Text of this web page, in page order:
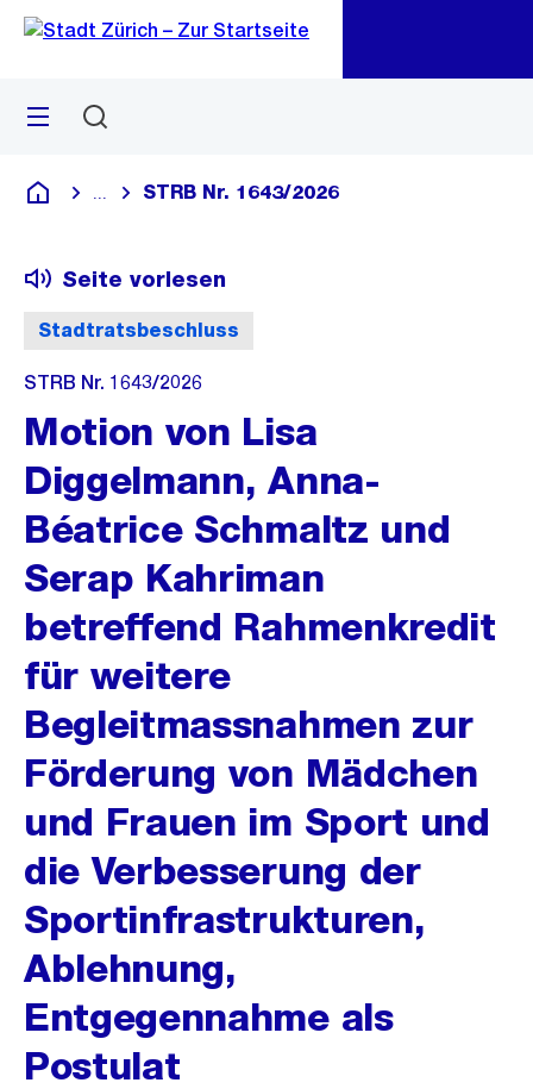
Navigation
Sprunglink
Menü
Deutsch
Blende alle Breadcrumbs ein
STRB Nr. 1643/2026
Stadtratsbeschluss
Seite vorlesen
STRB Nr. 1643/2026
Motion von Lisa
Diggelmann, Anna-
Béatrice Schmaltz und
Serap Kahriman
betreffend Rahmenkredit
für weitere
Begleitmassnahmen zur
Förderung von Mädchen
und Frauen im Sport und
die Verbesserung der
Sportinfrastrukturen,
Ablehnung,
Entgegennahme als
Postulat